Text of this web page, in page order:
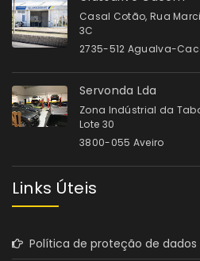
Casal Cotão, Rua
3C
2735-512 Agualva-
Servonda Lda
Zona Indústrial da
Lote 30
3800-055 Aveiro
Links Úteis
Política de proteção de dados